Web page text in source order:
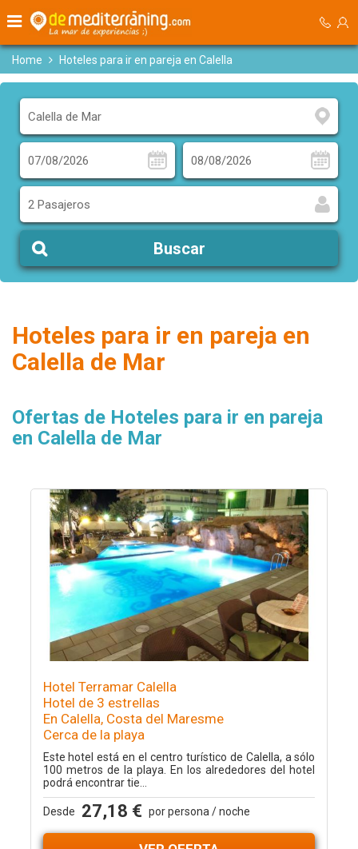
Home Hoteles para ir en pareja en Calella
2 Pasajeros
Buscar
Hoteles para ir en pareja en
Calella de Mar
Ofertas de Hoteles para ir en pareja
en Calella de Mar
Hotel Terramar Calella
Hotel de 3 estrellas
En Calella, Costa del Maresme
Cerca de la playa
Este hotel está en el centro turístico de Calella, a sólo
100 metros de la playa. En los alrededores del hotel
podrá encontrar tie...
Desde 27,18 € por persona / noche